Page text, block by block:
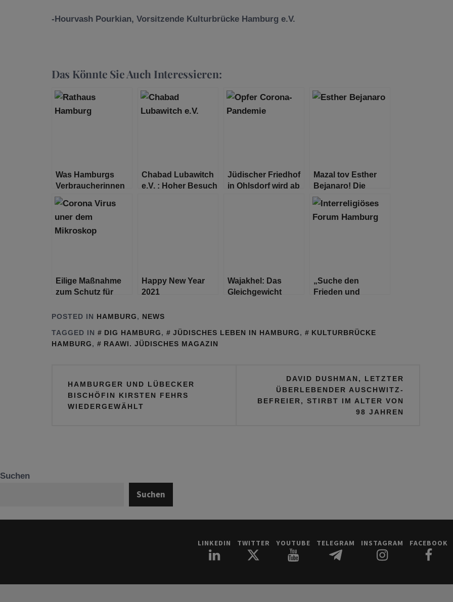
-Hourvash Pourkian, Vorsitzende Kulturbrücke Hamburg e.V.
Das Könnte Sie Auch Interessieren:
Was Hamburgs
Verbraucherinnen
und Verbraucher
ärgert
Chabad Lubawitch
e.V. : Hoher Besuch
Jüdischer Friedhof
in Ohlsdorf wird ab
Mazal tov Esther
Bejanaro! Die
Geschichte einer
Kämpferin
Eilige Maßnahme
zum Schutz für
und Bewohner von
Besuch nur mit
negativem Corona-
Happy New Year
2021
Wajakhel: Das
Gleichgewicht
„Suche den
Frieden und
Forums Hamburg
POSTED IN HAMBURG, NEWS
TAGGED IN
DIG HAMBURG, JÜDISCHES LEBEN IN HAMBURG,
KULTURBRÜCKE
HAMBURG, RAAWI. JÜDISCHES MAGAZIN
HAMBURGER UND LÜBECKER
BISCHÖFIN KIRSTEN FEHRS
WIEDERGEWÄHLT
DAVID DUSHMAN, LETZTER
ÜBERLEBENDER AUSCHWITZ-
BEFREIER, STIRBT IM ALTER VON
98 JAHREN
Suchen
Suchen
LINKEDIN TWITTER YOUTUBE TELEGRAM INSTAGRAM FACEBOOK